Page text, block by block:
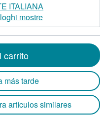
ITALIANA
mostre
carrito
más tarde
artículos similares